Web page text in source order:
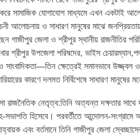
সামাজিক যোগাযোগ মাধ্যমে এখন একটাই
আলোচনায় ও সাধারণ মানুষের মাঝে
গাজীপুর জেলা ও শ্রীপুর স্থানীয় রাজনীতির
শ্রীপুর উপজেলা পরিষদের, ভাইস
ও সাংবাদিকতা—তিন ক্ষেত্রেই সমানভাবে
কারণে দলমত নির্বিশেষে সাধারণ
নেতৃত্ব:তিনি অত্যন্ত দক্ষতার সাথে
সভাপতি হিসেবে। পরবর্তীতে আন্দোলন-সংগ্রামে
এবং বর্তমানে তিনি গাজীপুর জেলা